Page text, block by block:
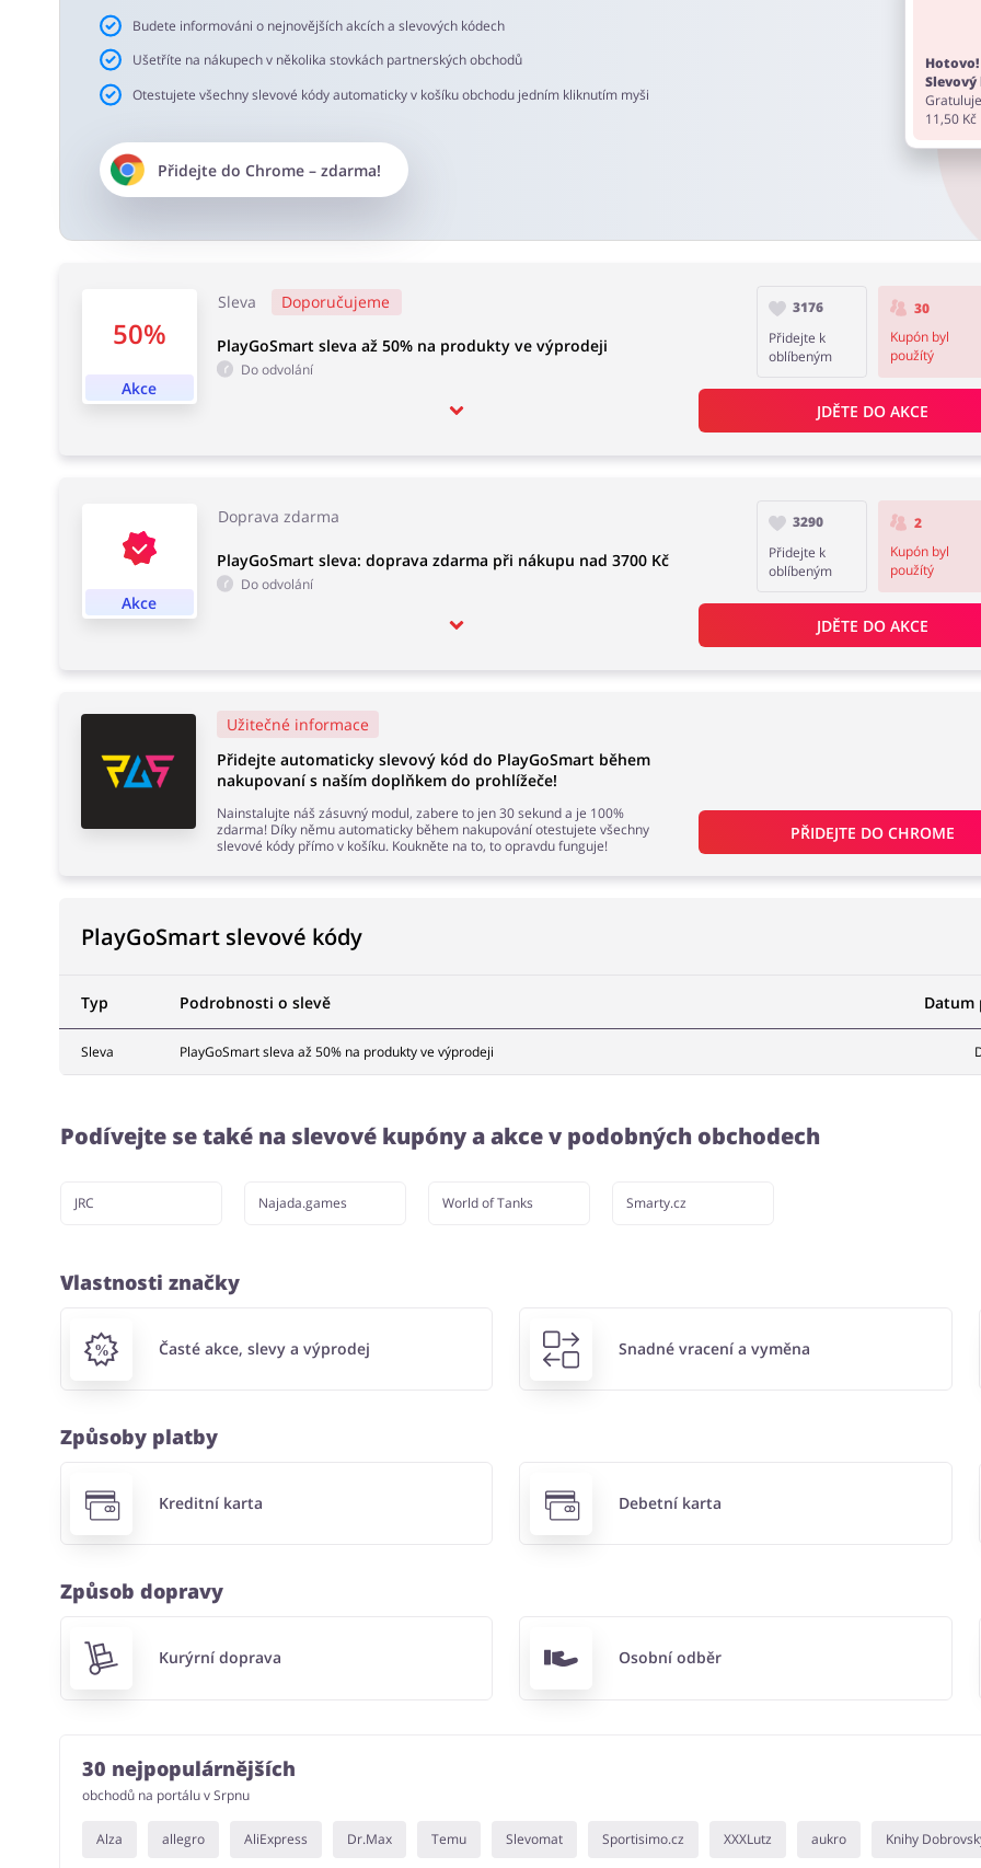
Budete informováni o nejnovějších akcích a slevových kódech
Ušetříte na nákupech v několika stovkách partnerských obchodů
Otestujete všechny slevové kódy automaticky v košíku obchodu jedním kliknutím myši
Přidejte do Chrome– zdarma!
Hotovo!
11,50 Kč
50%
Akce
Sleva Doporučujeme
PlayGoSmart sleva až 50% na produkty ve výprodeji
Do odvolání
3176
Přidejte k
oblíbeným
30
Kupón byl
použítý
JDĚTE DO AKCE
Akce
Doprava zdarma
PlayGoSmart sleva: doprava zdarma při nákupu nad 3700 Kč
Do odvolání
3290
Přidejte k
oblíbeným
2
Kupón byl
použítý
JDĚTE DO AKCE
Užitečné informace
Přidejte automaticky slevový kód do PlayGoSmart během
nakupovaní s naším doplňkem do prohlížeče!
Nainstalujte náš zásuvný modul, zabere to jen 30 sekund a je 100%
zdarma! Díky němu automaticky během nakupování otestujete všechny
slevové kódy přímo v košíku. Koukněte na to, to opravdu funguje!
PŘIDEJTE DO CHROME
PlayGoSmart slevové kódy
Typ Podrobnosti o slevě Datum
Sleva PlayGoSmart sleva až 50% na produkty ve výprodeji
Podívejte se také na slevové kupóny a akce v podobných obchodech
JRC Najada.games World of Tanks Smarty.cz
Vlastnosti značky
Časté akce, slevy a výprodej Snadné vracení a vyměna
Způsoby platby
Kreditní karta Debetní karta
Způsob dopravy
Kurýrní doprava Osobní odběr
30 nejpopulárnějších
obchodů na portálu v Srpnu
Alza allegro AliExpress Dr.Max Temu Slevomat Sportisimo.cz XXXLutz aukro Knihy